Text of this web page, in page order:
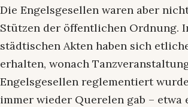
Die Engelsgesellen waren aber
Stützen der öffentlichen Ordnung.
städtischen Akten haben sich
erhalten, wonach
Engelsgesellen reglementiert
immer wieder Querelen gab – etwa